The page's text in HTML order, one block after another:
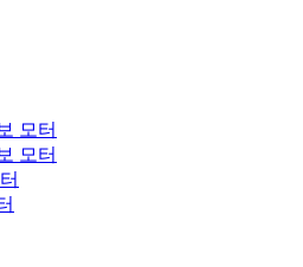
모터
모터